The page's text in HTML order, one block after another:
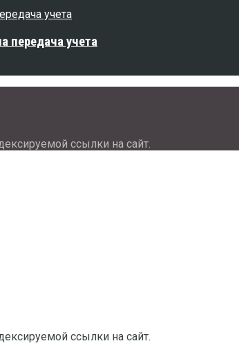
передача учета
ссылки на сайт.
ссылки на сайт.